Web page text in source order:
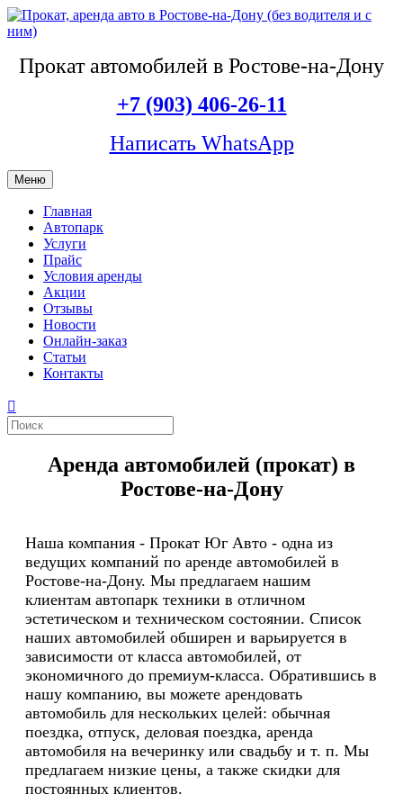
Прокат автомобилей в Ростове-на-Дону
+7 (903) 406-26-11
Написать WhatsApp
Меню
Главная
Автопарк
Услуги
Прайс
Условия аренды
Акции
Отзывы
Новости
Онлайн-заказ
Статьи
Контакты
Аренда автомобилей (прокат) в
Ростове-на-Дону
Наша компания - Прокат Юг Авто - одна из
ведущих компаний по аренде автомобилей в
Ростове-на-Дону. Мы предлагаем нашим
клиентам автопарк техники в отличном
эстетическом и техническом состоянии. Список
наших автомобилей обширен и варьируется в
зависимости от класса автомобилей, от
экономичного до премиум-класса. Обратившись в
нашу компанию, вы можете арендовать
автомобиль для нескольких целей: обычная
поездка, отпуск, деловая поездка, аренда
автомобиля на вечеринку или свадьбу и т. п. Мы
предлагаем низкие цены, а также скидки для
постоянных клиентов.